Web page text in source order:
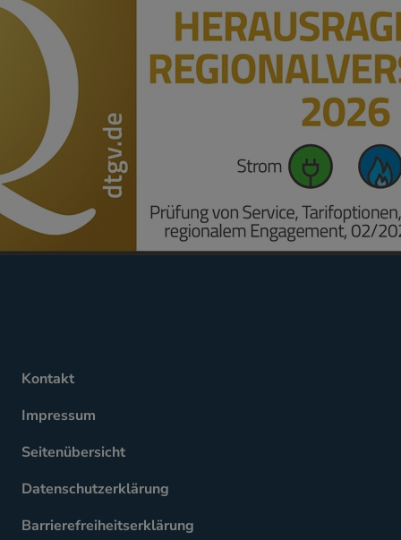
Kontakt
Impressum
Seitenübersicht
Datenschutzerklärung
Barrierefreiheitserklärung